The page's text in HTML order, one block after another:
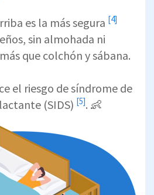
es la más segura [4]
sin almohada ni
que colchón y sábana.
el riesgo de síndrome de
(SIDS) [5]. 👶